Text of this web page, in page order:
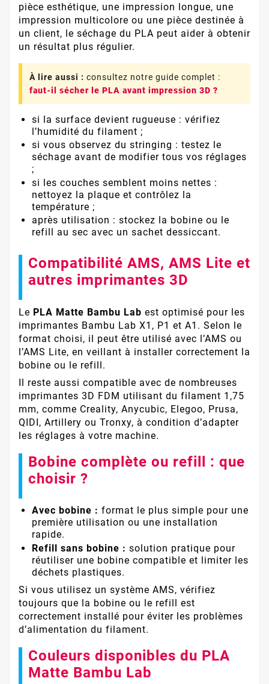
pièce esthétique, une impression longue, une
impression multicolore ou une pièce destinée à
un client, le séchage du PLA peut aider à obtenir
un résultat plus régulier.
À lire aussi : consultez notre guide complet :
faut-il sécher le PLA avant impression 3D ?
si la surface devient rugueuse : vérifiez
l’humidité du filament ;
si vous observez du stringing : testez le
séchage avant de modifier tous vos réglages
;
si les couches semblent moins nettes :
nettoyez la plaque et contrôlez la
température ;
après utilisation : stockez la bobine ou le
refill au sec avec un sachet dessiccant.
Compatibilité AMS, AMS Lite et
autres imprimantes 3D
Le PLA Matte Bambu Lab est optimisé pour les
imprimantes Bambu Lab X1, P1 et A1. Selon le
format choisi, il peut être utilisé avec l’AMS ou
l’AMS Lite, en veillant à installer correctement la
bobine ou le refill.
Il reste aussi compatible avec de nombreuses
imprimantes 3D FDM utilisant du filament 1,75
mm, comme Creality, Anycubic, Elegoo, Prusa,
QIDI, Artillery ou Tronxy, à condition d’adapter
les réglages à votre machine.
Bobine complète ou refill : que
choisir ?
Avec bobine : format le plus simple pour une
première utilisation ou une installation
rapide.
Refill sans bobine : solution pratique pour
réutiliser une bobine compatible et limiter les
déchets plastiques.
Si vous utilisez un système AMS, vérifiez
toujours que la bobine ou le refill est
correctement installé pour éviter les problèmes
d’alimentation du filament.
Couleurs disponibles du PLA
Matte Bambu Lab